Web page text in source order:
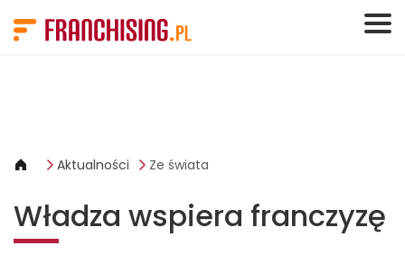
Aktualności Ze świata
Władza wspiera franczyzę